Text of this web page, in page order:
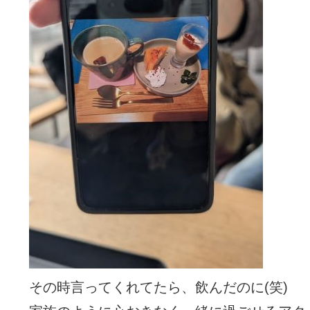
その時言ってくれてたら、飲んだのに(笑)